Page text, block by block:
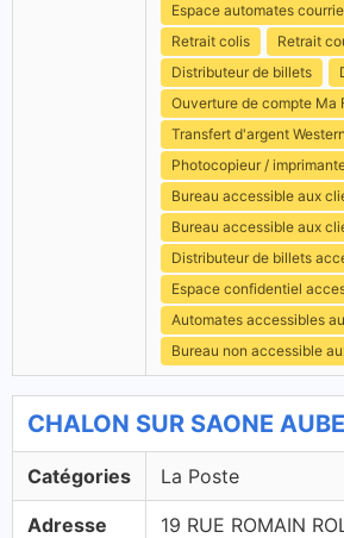
Espace automates
Retrait colis
Retrait
Distributeur de billets
Ouverture de compte Ma
Transfert d'argent
Photocopieur /
Bureau accessible aux
Bureau accessible aux
Distributeur de billets
Espace confidentiel
Automates accessibles
Bureau non accessible
CHALON SUR SAONE
Catégories La Poste
Adresse
19 RUE ROMAIN